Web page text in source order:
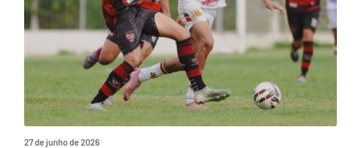
27 de junho de 2026